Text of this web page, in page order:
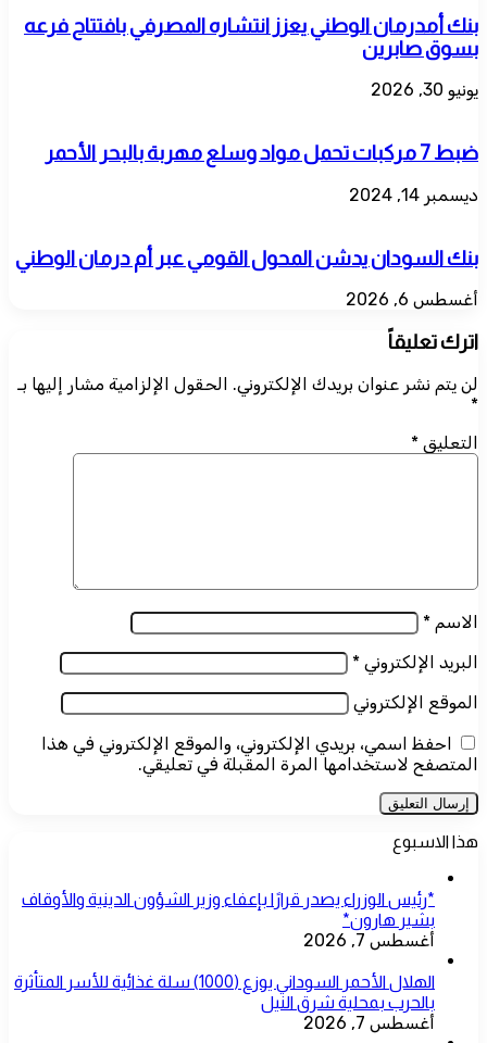
بنك أمدرمان الوطني يعزز انتشاره المصرفي بافتتاح فرعه
بسوق صابرين
يونيو 30, 2026
ضبط 7 مركبات تحمل مواد وسلع مهربة بالبحر الأحمر
ديسمبر 14, 2024
بنك السودان يدشن المحول القومي عبر أم درمان الوطني
أغسطس 6, 2026
اترك تعليقاً
لن يتم نشر عنوان بريدك الإلكتروني. الحقول الإلزامية مشار إليها بـ
*
التعليق *
الاسم *
البريد الإلكتروني *
الموقع الإلكتروني
احفظ اسمي، بريدي الإلكتروني، والموقع الإلكتروني في هذا
المتصفح لاستخدامها المرة المقبلة في تعليقي.
هذا الاسبوع
*رئيس الوزراء يصدر قرارًا بإعفاء وزير الشؤون الدينية والأوقاف
بشير هارون*
أغسطس 7, 2026
الهلال الأحمر السوداني يوزع (1000) سلة غذائية للأسر المتأثرة
بالحرب بمحلية شرق النيل
أغسطس 7, 2026